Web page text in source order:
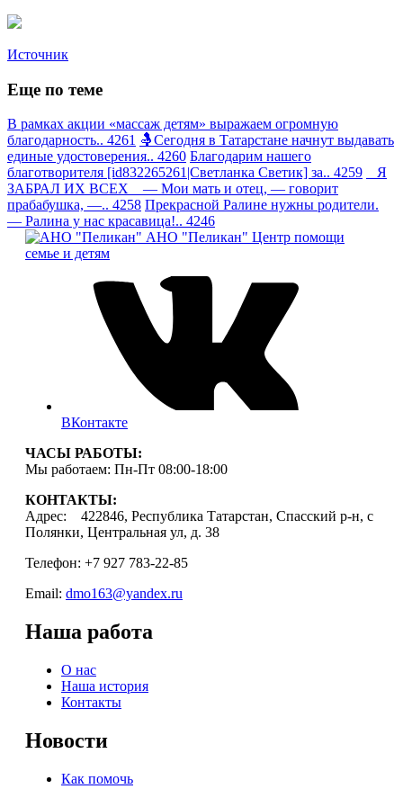
Источник
Еще по теме
В рамках акции «массаж детям» выражаем огромную
благодарность.. 4261 🤱Сегодня в Татарстане начнут выдавать
единые удостоверения.. 4260 Благодарим нашего
благотворителя [id832265261|Светланка Светик] за.. 4259
Я
ЗАБРАЛ ИХ ВСЕХ — Мои мать и отец, — говорит
прабабушка, —.. 4258 Прекрасной Ралине нужны родители.
— Ралина у нас красавица!.. 4246
АНО "Пеликан" Центр помощи
семье и детям
ВКонтакте
ЧАСЫ РАБОТЫ:
Мы работаем: Пн-Пт 08:00-18:00
КОНТАКТЫ:
Адрес: 422846, Республика Татарстан, Спасский р-н, с
Полянки, Центральная ул, д. 38
Телефон: +7 927 783-22-85
Email: dmo163@yandex.ru
Наша работа
О нас
Наша история
Контакты
Новости
Как помочь